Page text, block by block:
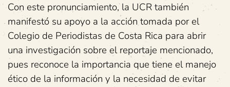
Con este pronunciamiento, la UCR también
manifestó su apoyo a la acción tomada por el
Colegio de Periodistas de Costa Rica para abrir
una investigación sobre el reportaje mencionado,
pues reconoce la importancia que tiene el manejo
ético de la información y la necesidad de evitar